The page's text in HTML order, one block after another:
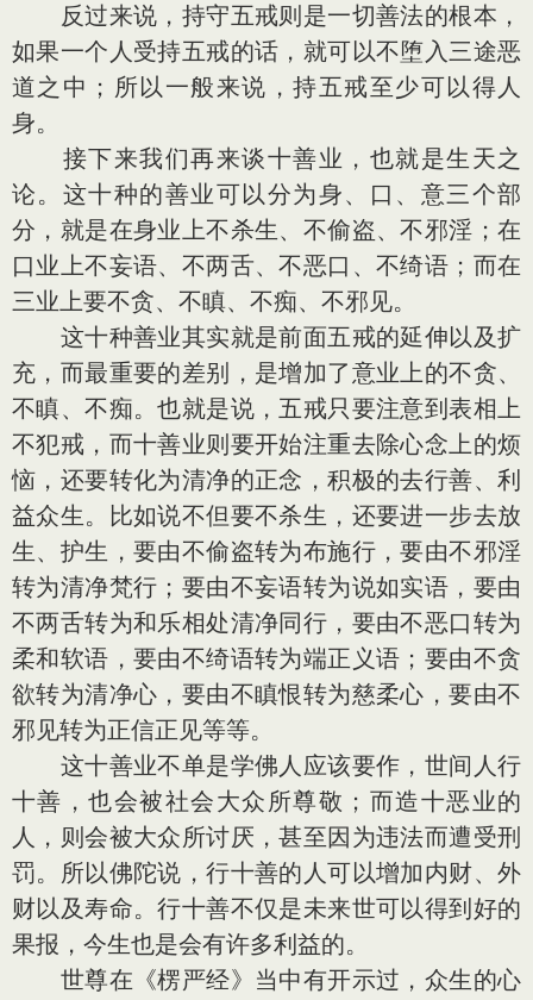
反过来说，持守五戒则是一切善法的根本，
如果一个人受持五戒的话，就可以不堕入三途恶
道之中；所以一般来说，持五戒至少可以得人
身。
接下来我们再来谈十善业，也就是生天之
论。这十种的善业可以分为身、口、意三个部
分，就是在身业上不杀生、不偷盗、不邪淫；在
口业上不妄语、不两舌、不恶口、不绮语；而在
三业上要不贪、不瞋、不痴、不邪见。
这十种善业其实就是前面五戒的延伸以及扩
充，而最重要的差别，是增加了意业上的不贪、
不瞋、不痴。也就是说，五戒只要注意到表相上
不犯戒，而十善业则要开始注重去除心念上的烦
恼，还要转化为清净的正念，积极的去行善、利
益众生。比如说不但要不杀生，还要进一步去放
生、护生，要由不偷盗转为布施行，要由不邪淫
转为清净梵行；要由不妄语转为说如实语，要由
不两舌转为和乐相处清净同行，要由不恶口转为
柔和软语，要由不绮语转为端正义语；要由不贪
欲转为清净心，要由不瞋恨转为慈柔心，要由不
邪见转为正信正见等等。
这十善业不单是学佛人应该要作，世间人行
十善，也会被社会大众所尊敬；而造十恶业的
人，则会被大众所讨厌，甚至因为违法而遭受刑
罚。所以佛陀说，行十善的人可以增加内财、外
财以及寿命。行十善不仅是未来世可以得到好的
果报，今生也是会有许多利益的。
世尊在《楞严经》当中有开示过，众生的心